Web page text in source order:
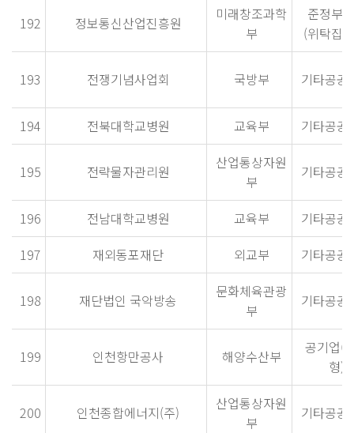
192 정보통신산업진흥원
미래창조과학
부
준정부
(위탁집
193 전쟁기념사업회 국방부 기타공공
194 전북대학교병원 교육부 기타공공
195 전략물자관리원
산업통상자원
부
기타공공
196 전남대학교병원 교육부
기타공공
197
재외동포재단 외교부 기타공공
198 재단법인 국악방송
문화체육관광
부
기타공공
199 인천항만공사 해양수산부
공기업(
형)
200 인천종합에너지(주)
산업통상자원
부
기타공공